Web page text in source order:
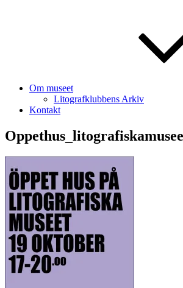
Om museet
Litografklubbens Arkiv
Kontakt